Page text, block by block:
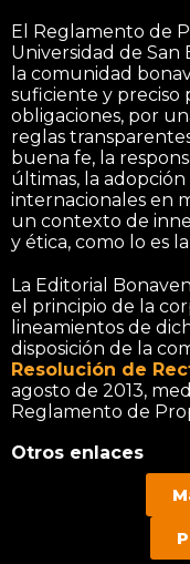
El Reglamento de
Universidad de
la comunidad
suficiente y preciso
obligaciones, por
reglas
buena fe, la
últimas, la
internacionales en
un contexto de
y ética, como lo es
La Editorial
el principio de la
lineamientos de
disposición de la
Resolución de
agosto de 2013,
Reglamento de
Otros enlaces